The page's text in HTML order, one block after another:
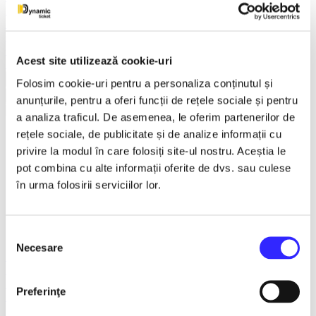
Acest site utilizează cookie-uri
Folosim cookie-uri pentru a personaliza conținutul și
anunțurile, pentru a oferi funcții de rețele sociale și pentru
a analiza traficul. De asemenea, le oferim partenerilor de
rețele sociale, de publicitate și de analize informații cu
privire la modul în care folosiți site-ul nostru. Aceștia le
pot combina cu alte informații oferite de dvs. sau culese
în urma folosirii serviciilor lor.
consimțământului
Necesare
Preferinţe
Teatru
Reduceri bilete
Vezi mai multe
Vezi mai puțin
RASPUTIN - Cluj Napoca
1 feb. - 31 mar. 2027
Cluj-Napoca
Turnee